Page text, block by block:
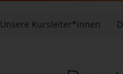
Unsere Kursleiter*innen